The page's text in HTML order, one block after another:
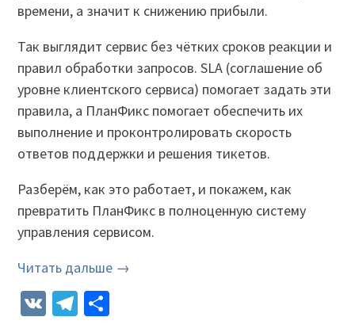
времени, а значит к снижению прибыли.
Так выглядит сервис без чётких сроков реакции и
правил обработки запросов. SLA (соглашение об
уровне клиентского сервиса) помогает задать эти
правила, а ПланФикс помогает обеспечить их
выполнение и проконтролировать скорость
ответов поддержки и решения тикетов.
Разберём, как это работает, и покажем, как
превратить ПланФикс в полноценную систему
управления сервисом.
Читать дальше →
VK Telegram